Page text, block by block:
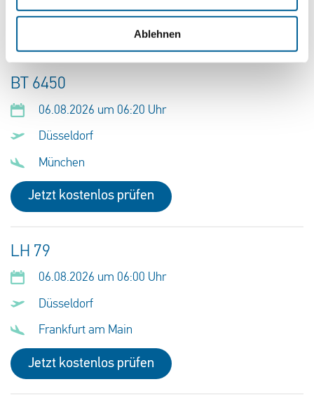
Ablehnen
Jetzt kostenlos prüfen
BT 6450
06.08.2026 um 06:20 Uhr
Düsseldorf
München
Jetzt kostenlos prüfen
LH 79
06.08.2026 um 06:00 Uhr
Düsseldorf
Frankfurt am Main
Jetzt kostenlos prüfen